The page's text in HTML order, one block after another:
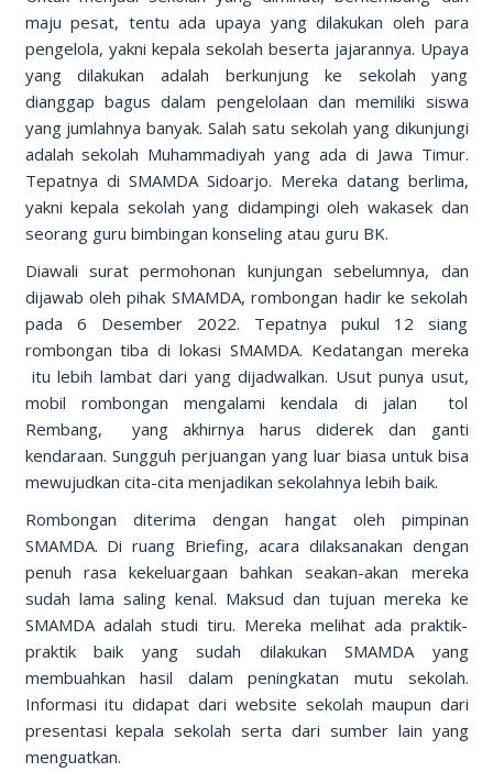
maju pesat, tentu ada upaya yang dilakukan oleh para
pengelola, yakni kepala sekolah beserta jajarannya. Upaya
yang dilakukan adalah berkunjung ke sekolah yang
dianggap bagus dalam pengelolaan dan memiliki siswa
yang jumlahnya banyak. Salah satu sekolah yang dikunjungi
adalah sekolah Muhammadiyah yang ada di Jawa Timur.
Tepatnya di SMAMDA Sidoarjo. Mereka datang berlima,
yakni kepala sekolah yang didampingi oleh wakasek dan
seorang guru bimbingan konseling atau guru BK.
Diawali surat permohonan kunjungan sebelumnya, dan
dijawab oleh pihak SMAMDA, rombongan hadir ke sekolah
pada 6 Desember 2022. Tepatnya pukul 12 siang
rombongan tiba di lokasi SMAMDA. Kedatangan mereka
itu lebih lambat dari yang dijadwalkan. Usut punya usut,
mobil rombongan mengalami kendala di jalan tol
Rembang, yang akhirnya harus diderek dan ganti
kendaraan. Sungguh perjuangan yang luar biasa untuk bisa
mewujudkan cita-cita menjadikan sekolahnya lebih baik.
Rombongan diterima dengan hangat oleh pimpinan
SMAMDA. Di ruang Briefing, acara dilaksanakan dengan
penuh rasa kekeluargaan bahkan seakan-akan mereka
sudah lama saling kenal. Maksud dan tujuan mereka ke
SMAMDA adalah studi tiru. Mereka melihat ada praktik-
praktik baik yang sudah dilakukan SMAMDA yang
membuahkan hasil dalam peningkatan mutu sekolah.
Informasi itu didapat dari website sekolah maupun dari
presentasi kepala sekolah serta dari sumber lain yang
menguatkan.